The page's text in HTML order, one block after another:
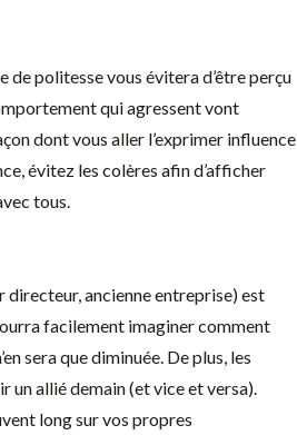
de politesse vous évitera d’être perçu
qui agressent vont
dont vous aller l’exprimer influence
évitez les colères afin d’afficher
tous.
directeur, ancienne entreprise) est
facilement imaginer comment
sera que diminuée. De plus, les
allié demain (et vice et versa).
long sur vos propres